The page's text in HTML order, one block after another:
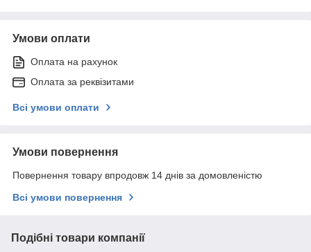
Умови оплати
Оплата на рахунок
Оплата за реквізитами
Всі умови оплати
Умови повернення
Повернення товару впродовж 14 днів за домовленістю
Всі умови повернення
Подібні товари компанії